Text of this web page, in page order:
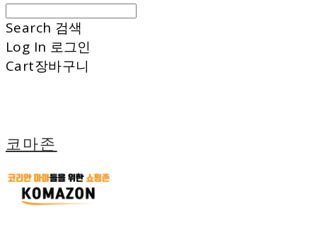
Search 검색
Log In 로그인
Cart장바구니
코마존